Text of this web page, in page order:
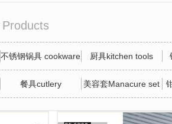
Products
不锈钢锅具 cookware 厨具kitchen tools
餐具cutlery 美容套Manacure set